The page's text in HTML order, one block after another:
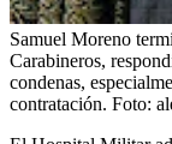
Samuel Moreno
Carabineros,
condenas,
contratación. Foto: